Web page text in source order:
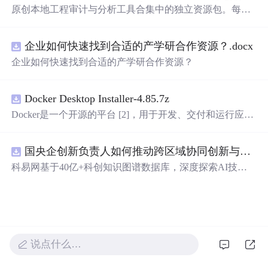
原创本地工程审计与分析工具合集中的独立资源包。每个
README、运行说明、功能清单、MIT License及原创与授
权声明。解压后进入project目录，执行npm test验证算法，
目源码、Logo、官方截图、论文、生产日志或其他受限素
材。适合前端开发、AI应用工程、测试审计和课程实践。
企业如何快速找到合适的产学研合作资源？.docx
企业如何快速找到合适的产学研合作资源？
Docker Desktop Installer-4.85.7z
Docker是一个开源的平台 [2]，用于开发、交付和运行应用
器可以在任何支持Docker的环境中运行
国央企创新负责人如何推动跨区域协同创新与资源互补？.docx
科易网基于40亿+科创知识图谱数据库，深度探索AI技术
说点什么…